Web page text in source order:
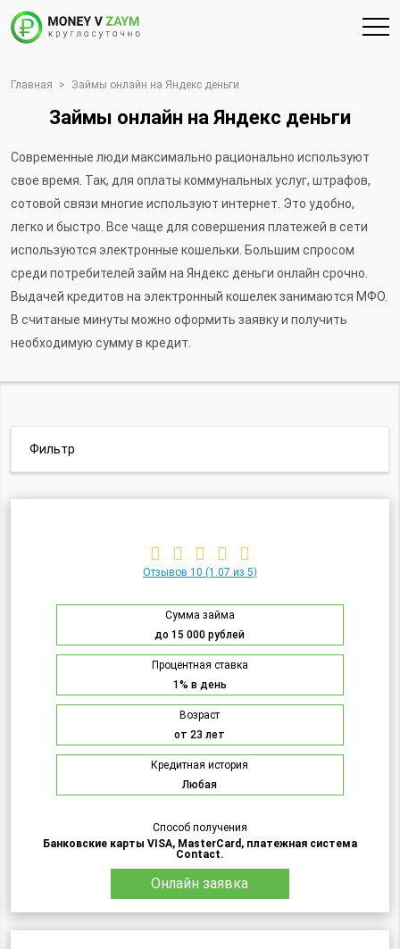
Главная > Займы онлайн на Яндекс деньги
Займы онлайн на Яндекс деньги
Современные люди максимально рационально используют
свое время. Так, для оплаты коммунальных услуг, штрафов,
сотовой связи многие используют интернет. Это удобно,
легко и быстро. Все чаще для совершения платежей в сети
используются электронные кошельки. Большим спросом
среди потребителей займ на Яндекс деньги онлайн срочно.
Выдачей кредитов на электронный кошелек занимаются МФО.
В считаные минуты можно оформить заявку и получить
необходимую сумму в кредит.
Фильтр
Отзывов 10 (1.07 из 5)
Сумма займа
до 15 000 рублей
Процентная ставка
1% в день
Возраст
от 23 лет
Кредитная история
Любая
Способ получения
Банковские карты VISA, MasterCard, платежная система
Contact.
Онлайн заявка